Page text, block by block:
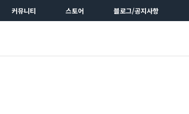
커뮤니티 스토어 블로그/공지사항